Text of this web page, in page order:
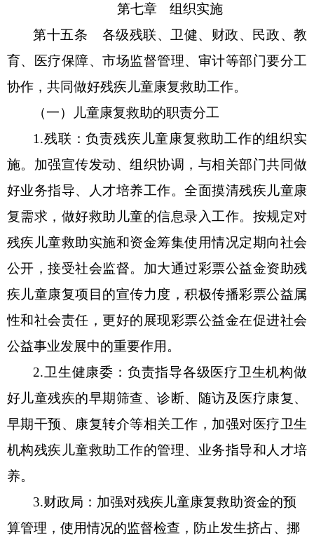
第七章
组织实施
第十五条
各级残联、卫健、财政、民政、教
育、医疗保障、市场监督管理、审计等部门要分工
协作，共同做好残疾儿童康复救助工作。
（一）儿童康复救助的职责分工
1.残联：负责残疾儿童康复救助工作的组织实
施。加强宣传发动、组织协调，与相关部门共同做
好业务指导、人才培养工作。全面摸清残疾儿童康
复需求，做好救助儿童的信息录入工作。按规定对
残疾儿童救助实施和资金筹集使用情况定期向社会
公开，接受社会监督。加大通过彩票公益金资助残
疾儿童康复项目的宣传力度，积极传播彩票公益属
性和社会责任，更好的展现彩票公益金在促进社会
公益事业发展中的重要作用。
2.卫生健康委 ：负责指导各级医疗卫生机构做
好儿童残疾的早期筛查、诊断、随访及医疗康复、
早期干预、康复转介等相关工作 ，加强对医疗卫生
机构残疾儿童救助工作的管理、业务指导和人才培
养。
3.财政局：加强对残疾儿童康复救助资金的预
算管理，使用情况的监督检查，防止发生挤占、挪